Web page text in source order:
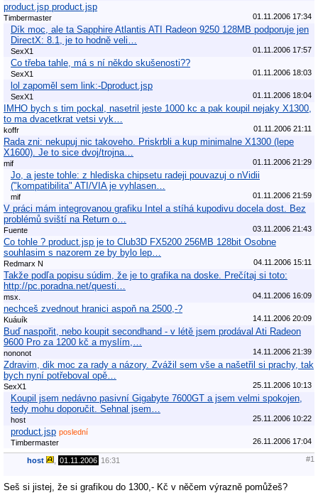
product.jsp product.jsp
Timbermaster 01.11.2006 17:34
Dík moc, ale ta Sapphire Atlantis ATI Radeon 9250 128MB podporuje jen
DirectX: 8.1, je to hodně veli…
SexX1 01.11.2006 17:57
Co třeba tahle, má s ní někdo skušenosti??
SexX1 01.11.2006 18:03
lol zapoměl sem link:-Dproduct.jsp
SexX1 01.11.2006 18:04
IMHO bych s tim pockal, nasetril jeste 1000 kc a pak koupil nejaky X1300,
to ma dvacetkrat vetsi vyk…
koffr 01.11.2006 21:11
Rada zni: nekupuj nic takoveho. Priskrbli a kup minimalne X1300 (lepe
X1600). Je to sice dvoj/trojna…
mif 01.11.2006 21:29
Jo, a jeste tohle: z hlediska chipsetu radeji pouvazuj o nVidii
("kompatibilita" ATI/VIA je vyhlasen…
mif 01.11.2006 21:59
V práci mám integrovanou grafiku Intel a stíhá kupodivu docela dost. Bez
problémů sviští na Return o…
Fuente 03.11.2006 21:43
Co tohle ? product.jsp je to Club3D FX5200 256MB 128bit Osobne
souhlasim s nazorem ze by bylo lep…
Redmarx N 04.11.2006 15:11
Takže podľa popisu súdim, že je to grafika na doske. Prečítaj si toto:
http://pc.poradna.net/questi…
msx. 04.11.2006 16:09
nechceš zvednout hranici aspoň na 2500,-?
Kuáuík 14.11.2006 20:09
Buď naspořit, nebo koupit secondhand - v létě jsem prodával Ati Radeon
9600 Pro za 1200 kč a myslím,…
nononot 14.11.2006 21:39
Zdravim, dik moc za rady a názory. Zvážil sem vše a našetřil si prachy, tak
bych nyní potřeboval opě…
SexX1 25.11.2006 10:13
Koupil jsem nedávno pasivní Gigabyte 7600GT a jsem velmi spokojen,
tedy mohu doporučit. Sehnal jsem…
host 25.11.2006 10:22
product.jsp poslední
Timbermaster
26.11.2006 17:04
host 01.11.2006 16:31 #1
Seš si jistej, že si grafikou do 1300,- Kč v něčem výrazně pomůžeš?